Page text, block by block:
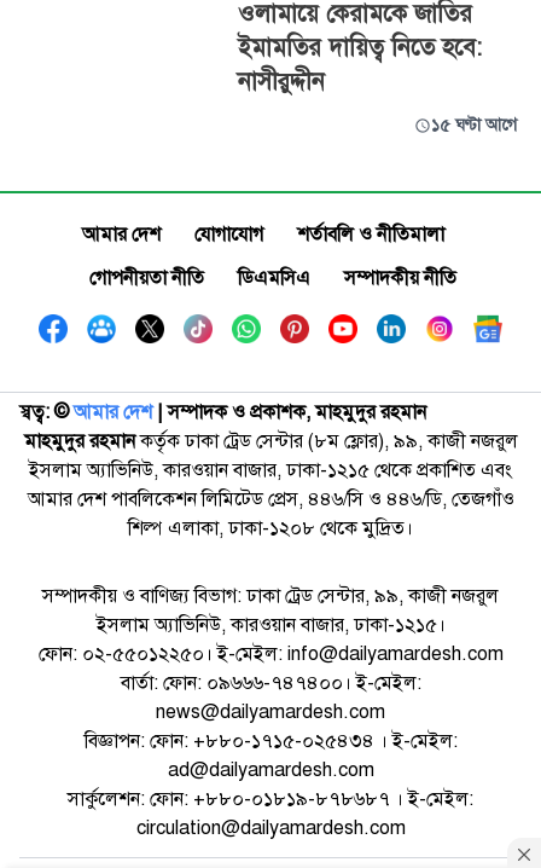
ওলামায়ে কেরামকে জাতির
ইমামতির দায়িত্ব নিতে হবে:
নাসীরুদ্দীন
১৫ ঘণ্টা আগে
আমার দেশ যোগাযোগ
শর্তাবলি ও নীতিমালা
গোপনীয়তা নীতি
ডিএমসিএ সম্পাদকীয় নীতি
স্বত্ব: ©️আমার দেশ| সম্পাদক ও প্রকাশক, মাহমুদুর রহমান
মাহমুদুর রহমানকর্তৃক ঢাকা ট্রেড সেন্টার (৮ম ফ্লোর), ৯৯, কাজী নজরুল
ইসলাম অ্যাভিনিউ, কারওয়ান বাজার, ঢাকা-১২১৫ থেকে প্রকাশিত এবং
আমার দেশ পাবলিকেশন লিমিটেড প্রেস, ৪৪৬/সি ও ৪৪৬/ডি, তেজগাঁও
শিল্প এলাকা, ঢাকা-১২০৮ থেকে মুদ্রিত।
সম্পাদকীয় ও বাণিজ্য বিভাগ: ঢাকা ট্রেড সেন্টার, ৯৯, কাজী নজরুল
ইসলাম অ্যাভিনিউ, কারওয়ান বাজার, ঢাকা-১২১৫।
ফোন: ০২-৫৫০১২২৫০। ই-মেইল: info@dailyamardesh.com
বার্তা: ফোন: ০৯৬৬৬-৭৪৭৪০০। ই-মেইল:
news@dailyamardesh.com
বিজ্ঞাপন: ফোন: +৮৮০-১৭১৫-০২৫৪৩৪ । ই-মেইল:
ad@dailyamardesh.com
সার্কুলেশন: ফোন: +৮৮০-০১৮১৯-৮৭৮৬৮৭ । ই-মেইল:
circulation@dailyamardesh.com